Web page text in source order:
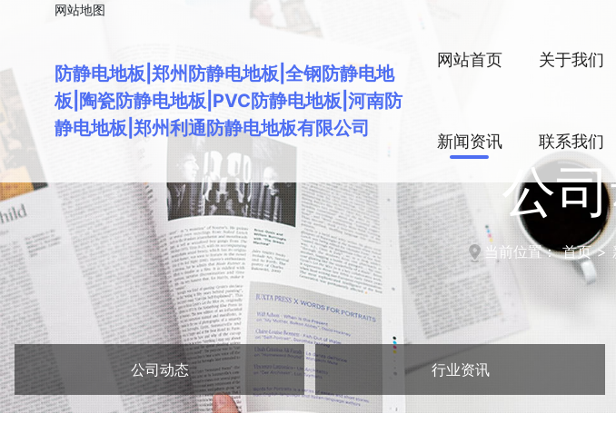
网站地图
防静电地板|郑州防静电地板|全钢防静电地
板|陶瓷防静电地板|PVC防静电地板|河南防
静电地板|郑州利通防静电地板有限公司
网站首页 关于我们
新闻资讯 联系我们
公
当前位置： 首页 >
公司动态 行业资讯